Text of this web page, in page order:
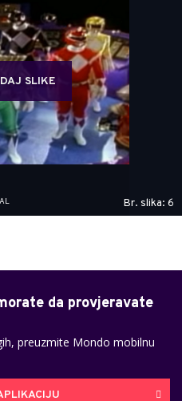
SLIKE
Br. slika: 6
da provjeravate
preuzmite Mondo mobilnu